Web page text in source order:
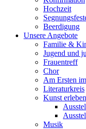
Hochzeit
Beerdigung
Unsere Angebote
Familie &
Jugend und
Frauentreff
Chor
Am Ersten
Literaturkreis
Kunst erleben
Musik